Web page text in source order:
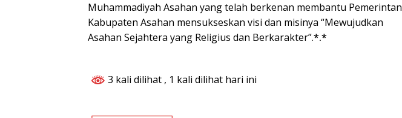
Muhammadiyah Asahan yang telah berkenan membantu Pemerintan
Kabupaten Asahan mensukseskan visi dan misinya “Mewujudkan
Asahan Sejahtera yang Religius dan Berkarakter”.*.*
3 kali dilihat , 1 kali dilihat hari ini